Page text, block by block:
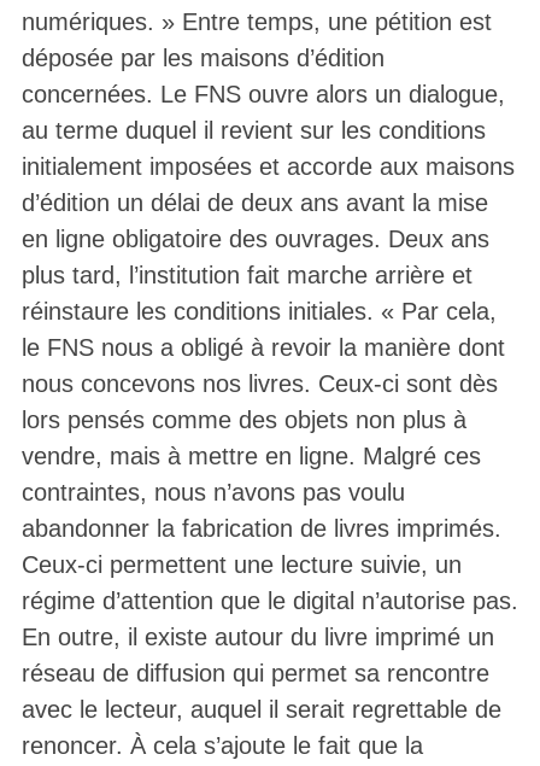
numériques. » Entre temps, une pétition est
déposée par les maisons d’édition
concernées. Le FNS ouvre alors un dialogue,
au terme duquel il revient sur les conditions
initialement imposées et accorde aux maisons
d’édition un délai de deux ans avant la mise
en ligne obligatoire des ouvrages. Deux ans
plus tard, l’institution fait marche arrière et
réinstaure les conditions initiales. « Par cela,
le FNS nous a obligé à revoir la manière dont
nous concevons nos livres. Ceux-ci sont dès
lors pensés comme des objets non plus à
vendre, mais à mettre en ligne. Malgré ces
contraintes, nous n’avons pas voulu
abandonner la fabrication de livres imprimés.
Ceux-ci permettent une lecture suivie, un
régime d’attention que le digital n’autorise pas.
En outre, il existe autour du livre imprimé un
réseau de diffusion qui permet sa rencontre
avec le lecteur, auquel il serait regrettable de
renoncer. À cela s’ajoute le fait que la